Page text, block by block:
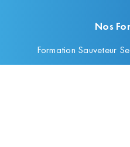
Nos
Formation Sauveteur